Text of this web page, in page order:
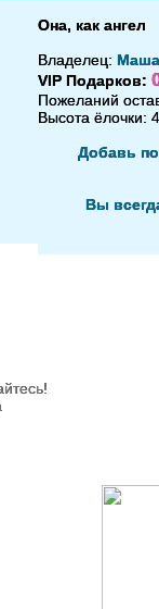
Она, как ангел
Владелец: Маша
VIP Подарков:
Пожеланий
Высота ёлочки:
Добавь
Вы